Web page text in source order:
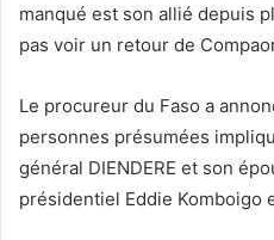
manqué est son allié depuis
pas voir un retour de
Le procureur du Faso a
personnes présumées
général DIENDERE et son
présidentiel Eddie Komboigo